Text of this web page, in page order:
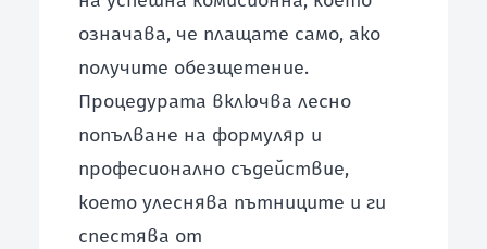
означава, че плащате само, ако
получите обезщетение.
Процедурата включва лесно
попълване на формуляр и
професионално съдействие,
което улеснява пътниците и ги
спестява от